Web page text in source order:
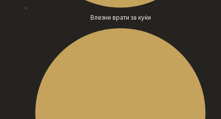
Влезни врати за куќи